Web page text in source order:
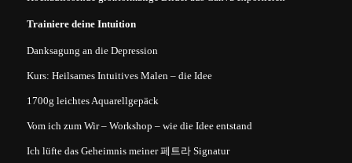
Trainiere deine Intuition
Danksagung an die Depression
Kurs: Heilsames Intuitives Malen – die Idee
1700g leichtes Aquarellgepäck
Vom ich zum Wir – Workshop – wie die Idee entstand
Ich lüfte das Geheimnis meiner 페트라 Signatur